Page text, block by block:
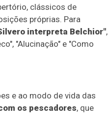
clássicos de
próprias. Para
interpreta Belchior",
"Alucinação" e "Como
e ao modo de vida das
os pescadores, que